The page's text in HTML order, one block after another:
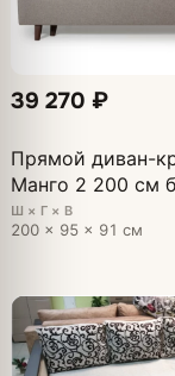
39 270 ₽
Прямой диван-
Манго 2 200 см
Ш × Г × В
200 × 95 × 91 см